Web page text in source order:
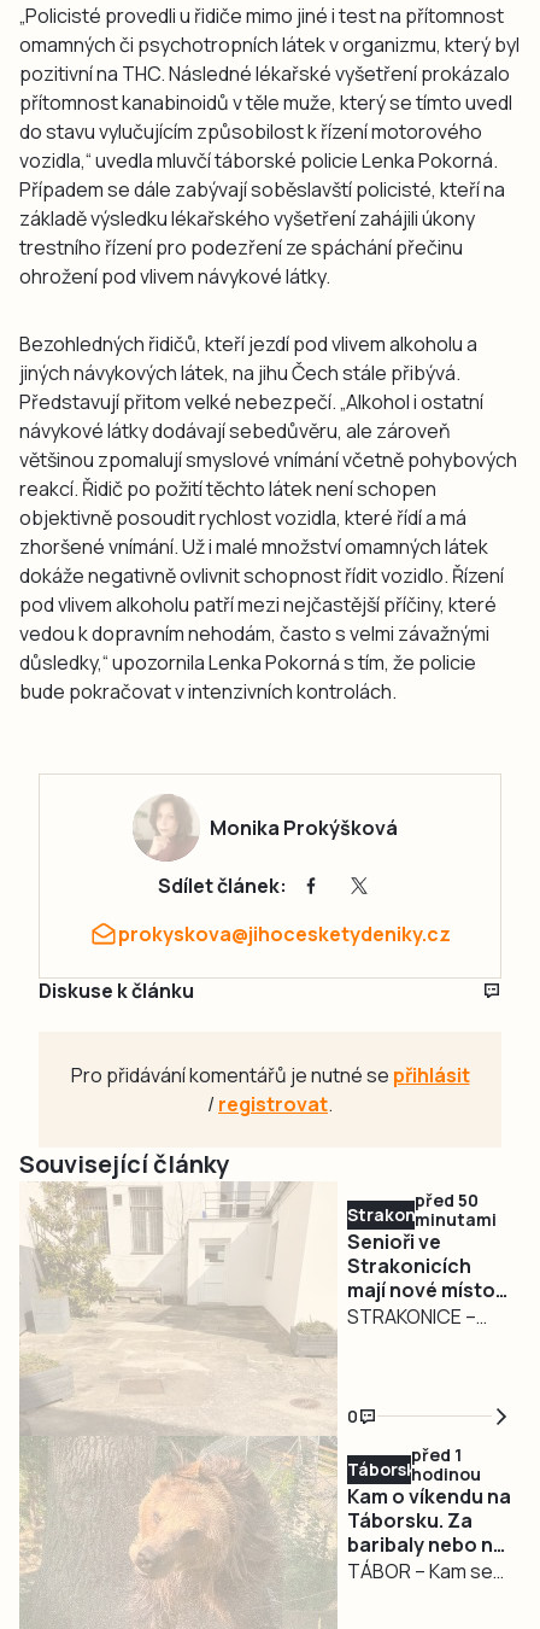
„Policisté provedli u řidiče mimo jiné i test na přítomnost
omamných či psychotropních látek v organizmu, který byl
pozitivní na THC. Následné lékařské vyšetření prokázalo
přítomnost kanabinoidů v těle muže, který se tímto uvedl
do stavu vylučujícím způsobilost k řízení motorového
vozidla,“ uvedla mluvčí táborské policie Lenka Pokorná.
Případem se dále zabývají soběslavští policisté, kteří na
základě výsledku lékařského vyšetření zahájili úkony
trestního řízení pro podezření ze spáchání přečinu
ohrožení pod vlivem návykové látky.
Bezohledných řidičů, kteří jezdí pod vlivem alkoholu a
jiných návykových látek, na jihu Čech stále přibývá.
Představují přitom velké nebezpečí. „Alkohol i ostatní
návykové látky dodávají sebedůvěru, ale zároveň
většinou zpomalují smyslové vnímání včetně pohybových
reakcí. Řidič po požití těchto látek není schopen
objektivně posoudit rychlost vozidla, které řídí a má
zhoršené vnímání. Už i malé množství omamných látek
dokáže negativně ovlivnit schopnost řídit vozidlo. Řízení
pod vlivem alkoholu patří mezi nejčastější příčiny, které
vedou k dopravním nehodám, často s velmi závažnými
důsledky,“ upozornila Lenka Pokorná s tím, že policie
bude pokračovat v intenzivních kontrolách.
Monika Prokýšková
Sdílet článek:
prokyskova@jihocesketydeniky.cz
Diskuse k článku
Pro přidávání komentářů je nutné se přihlásit
/registrovat.
Související články
Strakonicko
před 50
minutami
Senioři ve
Strakonicích
mají nové místo
pro setkávání.
STRAKONICE –
Strakonicích se
opět posunulo dál.
U Infocentra pro
seniory prošel
rekonstrukcí
dvorek, který nyní
nabízí
0
Táborsko
před 1
hodinou
Kam o víkendu na
Táborsku. Za
baribaly nebo na
Chotovinské
TÁBOR – Kam se